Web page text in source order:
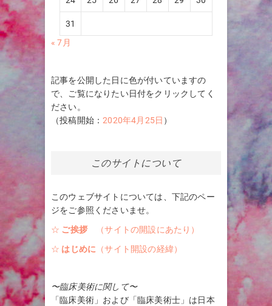
31
« 7月
記事を公開した日に色が付いていますの
で、ご覧になりたい日付をクリックしてく
ださい。
（投稿開始：2020年4月25日 ）
このサイトについて
このウェブサイトについては、下記のペー
ジをご参照くださいませ。
☆ ご挨拶
（サイトの開設にあたり）
☆ はじめに （サイト開設の経緯）
〜臨床美術に関して〜
「臨床美術」および「臨床美術士」は日本